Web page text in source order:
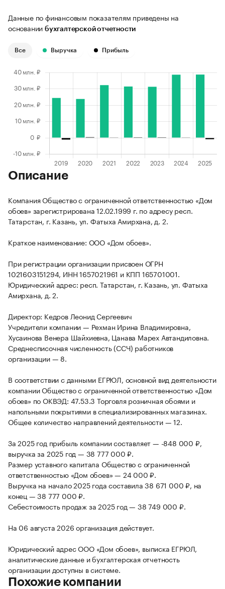
Данные по финансовым показателям приведены на
основании бухгалтерской отчетности
Все Выручка Прибыль
Описание
Компания Общество с ограниченной ответственностью «Дом
обоев» зарегистрирована 12.02.1999 г. по адресу респ.
Татарстан, г. Казань, ул. Фатыха Амирхана, д. 2.
Краткое наименование: ООО «Дом обоев».
При регистрации организации присвоен ОГРН
1021603151294, ИНН 1657021961 и КПП 165701001.
Юридический адрес: респ. Татарстан, г. Казань, ул. Фатыха
Амирхана, д. 2.
Директор: Кедров Леонид Сергеевич
Учредители компании — Рехман Ирина Владимировна,
Хусаинова Венера Шайхиевна, Цанава Марех Автандиловна.
Среднесписочная численность (ССЧ) работников
организации — 8.
В соответствии с данными ЕГРЮЛ, основной вид деятельности
компании Общество с ограниченной ответственностью «Дом
обоев» по ОКВЭД: 47.53.3 Торговля розничная обоями и
напольными покрытиями в специализированных магазинах.
Общее количество направлений деятельности — 12.
За 2025 год прибыль компании составляет — -848 000 ₽,
выручка за 2025 год — 38 777 000 ₽.
Размер уставного капитала Общество с ограниченной
ответственностью «Дом обоев» — 24 000 ₽.
Выручка на начало 2025 года составила 38 671 000 ₽, на
конец — 38 777 000 ₽.
Себестоимость продаж за 2025 год — 38 749 000 ₽.
На 06 августа 2026 организация действует.
Юридический адрес ООО «Дом обоев», выписка ЕГРЮЛ,
аналитические данные и бухгалтерская отчетность
организации доступны в системе.
Похожие компании